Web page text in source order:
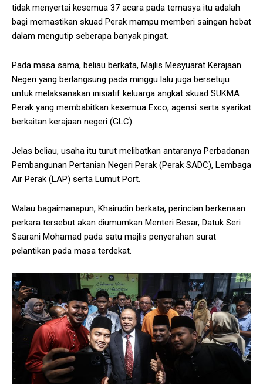
tidak menyertai kesemua 37 acara pada temasya itu adalah
bagi memastikan skuad Perak mampu memberi saingan hebat
dalam mengutip seberapa banyak pingat.
Pada masa sama, beliau berkata, Majlis Mesyuarat Kerajaan
Negeri yang berlangsung pada minggu lalu juga bersetuju
untuk melaksanakan inisiatif keluarga angkat skuad SUKMA
Perak yang membabitkan kesemua Exco, agensi serta syarikat
berkaitan kerajaan negeri (GLC).
Jelas beliau, usaha itu turut melibatkan antaranya Perbadanan
Pembangunan Pertanian Negeri Perak (Perak SADC), Lembaga
Air Perak (LAP) serta Lumut Port.
Walau bagaimanapun, Khairudin berkata, perincian berkenaan
perkara tersebut akan diumumkan Menteri Besar, Datuk Seri
Saarani Mohamad pada satu majlis penyerahan surat
pelantikan pada masa terdekat.